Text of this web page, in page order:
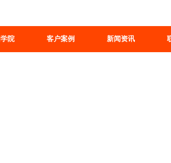
院 客户案例 新闻资讯